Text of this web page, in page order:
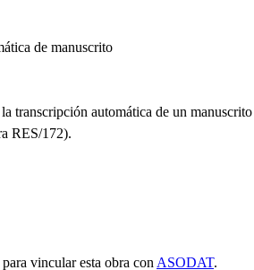
de manuscrito
transcripción automática de un manuscrito
RES/172).
vincular esta obra con ASODAT.